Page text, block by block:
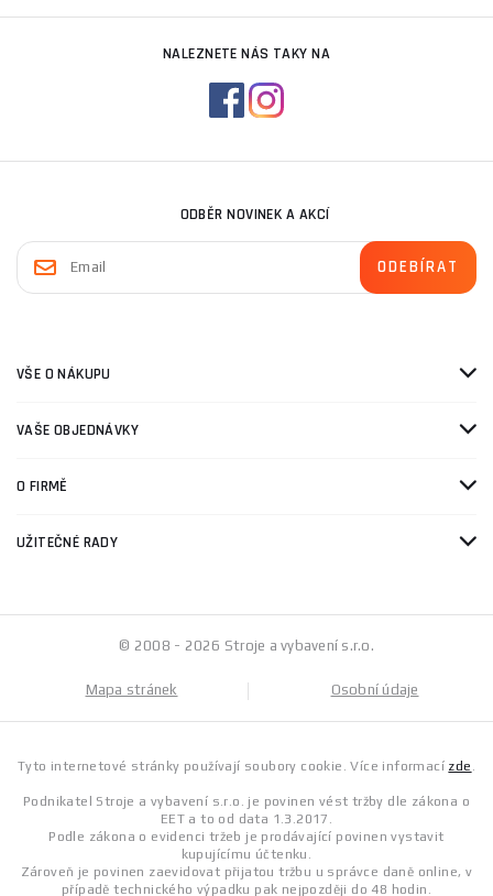
NALEZNETE NÁS TAKY NA
ODBĚR NOVINEK A AKCÍ
VŠE O NÁKUPU
VAŠE OBJEDNÁVKY
O FIRMĚ
UŽITEČNÉ RADY
© 2008 - 2026 Stroje a vybavení s.r.o.
Mapa stránek Osobní údaje
Tyto internetové stránky používají soubory cookie. Více informací zde .
Podnikatel Stroje a vybavení s.r.o. je povinen vést tržby dle zákona o
EET a to od data 1.3.2017.
Podle zákona o evidenci tržeb je prodávající povinen vystavit
kupujícímu účtenku.
Zároveň je povinen zaevidovat přijatou tržbu u správce daně online, v
případě technického výpadku pak nejpozději do 48 hodin.